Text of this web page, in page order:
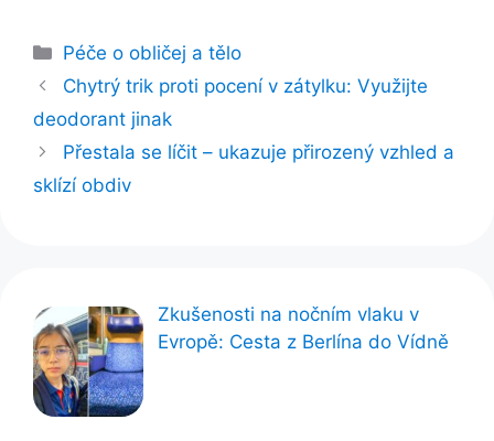
Rubriky
Péče o obličej a tělo
Chytrý trik proti pocení v zátylku: Využijte
deodorant jinak
Přestala se líčit – ukazuje přirozený vzhled a
sklízí obdiv
Zkušenosti na nočním vlaku v
Evropě: Cesta z Berlína do Vídně